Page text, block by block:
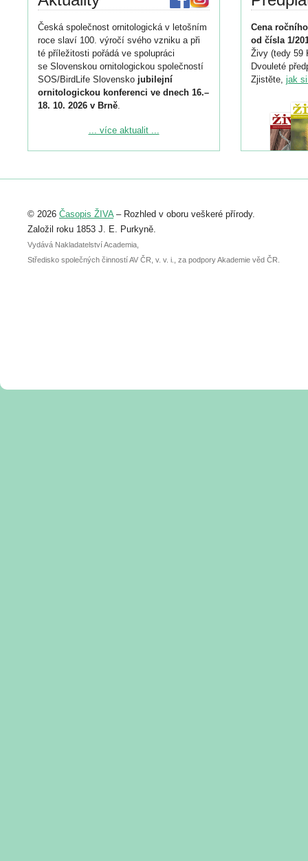
Česká společnost ornitologická v letošním
roce slaví 100. výročí svého vzniku a při
té příležitosti pořádá ve spolupráci
se Slovenskou ornitologickou společností
SOS/BirdLife Slovensko jubilejní
ornitologickou konferenci ve dnech 16.–
18. 10. 2026 v Brně.
Podrobnější informace ke konferenci
Registrovat se můžete do 6. září.
abstraktu přihlášené přednášky nebo
posteru je už 30. června.
... více aktualit ...
Cena
od čísla 1/
Živy (tedy 59
Dvouleté
Zjistěte, jak
© 2026 Časopis ŽIVA– Rozhled v oboru veškeré přírody.
Založil roku 1853 J. E. Purkyně.
Vydává Nakladatelství Academia,
Středisko společných činností AV ČR, v. v. i., za podpory Akademie věd ČR.